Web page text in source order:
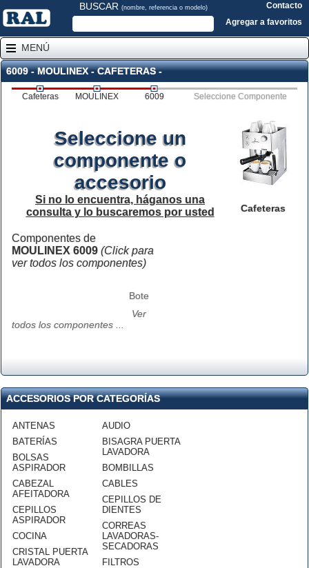
BUSCAR (nombre, referencia o modelo)
Contacto
Agregar a favoritos
MENÚ
6009 - MOULINEX - CAFETERAS -
Cafeteras MOULINEX 6009 Seleccione Componente
Cafeteras
Seleccione un
componente o
accesorio
Si no lo encuentra, háganos una
consulta y lo buscaremos por usted
Componentes de
MOULINEX 6009 (Click para
ver todos los componentes)
Bote
Ver
todos los componentes ...
ACCESORIOS POR CATEGORÍAS
ANTENAS
BATERÍAS
BOLSAS
ASPIRADOR
CABEZAL
AFEITADORA
CEPILLOS
ASPIRADOR
COCINA
CRISTAL PUERTA
LAVADORA
AUDIO
BISAGRA PUERTA
LAVADORA
BOMBILLAS
CABLES
CEPILLOS DE
DIENTES
CORREAS
LAVADORAS-
SECADORAS
FILTROS